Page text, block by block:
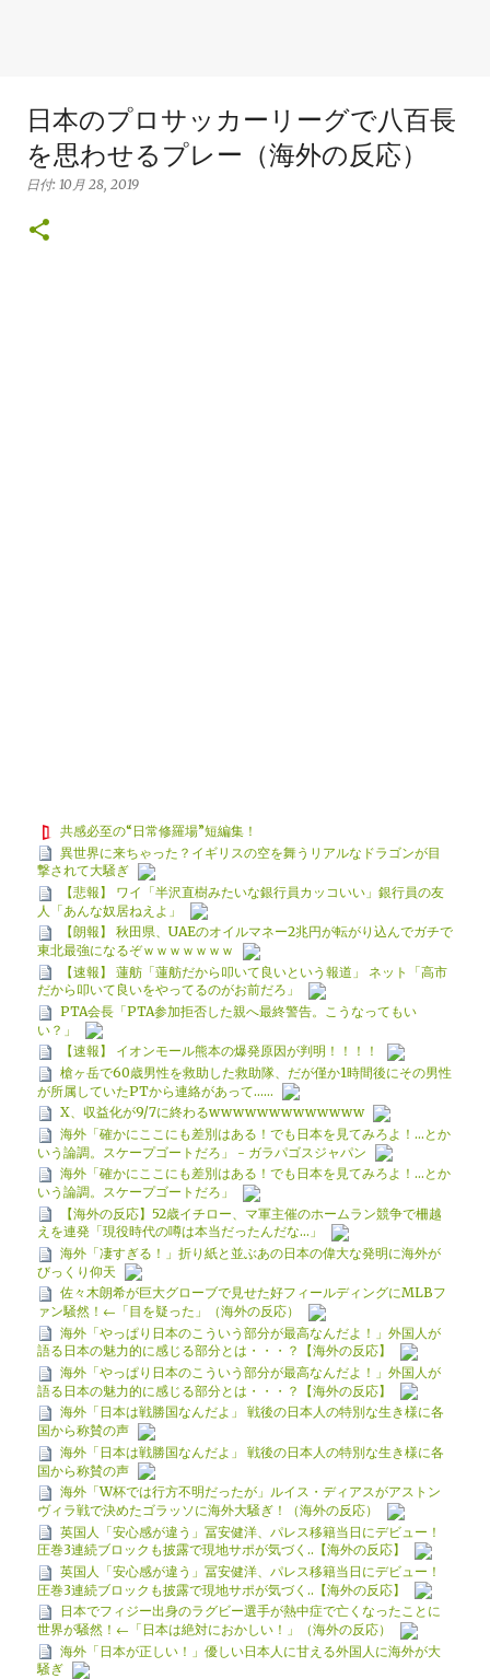
日本のプロサッカーリーグで八百長
を思わせるプレー（海外の反応）
日付: 10月 28, 2019
共感必至の“日常修羅場”短編集！
異世界に来ちゃった？イギリスの空を舞うリアルなドラゴンが目
撃されて大騒ぎ
【悲報】 ワイ「半沢直樹みたいな銀行員カッコいい」銀行員の友
人「あんな奴居ねえよ」
【朗報】 秋田県、UAEのオイルマネー2兆円が転がり込んでガチで
東北最強になるぞｗｗｗｗｗｗｗ
【速報】 蓮舫「蓮舫だから叩いて良いという報道」 ネット「高市
だから叩いて良いをやってるのがお前だろ」
PTA会長「PTA参加拒否した親へ最終警告。こうなってもい
い？」
【速報】 イオンモール熊本の爆発原因が判明！！！！
槍ヶ岳で60歳男性を救助した救助隊、だが僅か1時間後にその男性
が所属していたPTから連絡があって……
X、収益化が9/7に終わるwwwwwwwwwwwww
海外「確かにここにも差別はある！でも日本を見てみろよ！…とか
いう論調。スケープゴートだろ」 - ガラパゴスジャパン
海外「確かにここにも差別はある！でも日本を見てみろよ！…とか
いう論調。スケープゴートだろ」
【海外の反応】52歳イチロー、マ軍主催のホームラン競争で柵越
えを連発「現役時代の噂は本当だったんだな…」
海外「凄すぎる！」折り紙と並ぶあの日本の偉大な発明に海外が
びっくり仰天
佐々木朗希が巨大グローブで見せた好フィールディングにMLBフ
ァン騒然！←「目を疑った」（海外の反応）
海外「やっぱり日本のこういう部分が最高なんだよ！」外国人が
語る日本の魅力的に感じる部分とは・・・？【海外の反応】
海外「やっぱり日本のこういう部分が最高なんだよ！」外国人が
語る日本の魅力的に感じる部分とは・・・？【海外の反応】
海外「日本は戦勝国なんだよ」 戦後の日本人の特別な生き様に各
国から称賛の声
海外「日本は戦勝国なんだよ」 戦後の日本人の特別な生き様に各
国から称賛の声
海外「W杯では行方不明だったが」ルイス・ディアスがアストン
ヴィラ戦で決めたゴラッソに海外大騒ぎ！（海外の反応）
英国人「安心感が違う」冨安健洋、パレス移籍当日にデビュー！
圧巻3連続ブロックも披露で現地サポが気づく..【海外の反応】
英国人「安心感が違う」冨安健洋、パレス移籍当日にデビュー！
圧巻3連続ブロックも披露で現地サポが気づく..【海外の反応】
日本でフィジー出身のラグビー選手が熱中症で亡くなったことに
世界が騒然！←「日本は絶対におかしい！」（海外の反応）
海外「日本が正しい！」優しい日本人に甘える外国人に海外が大
騒ぎ